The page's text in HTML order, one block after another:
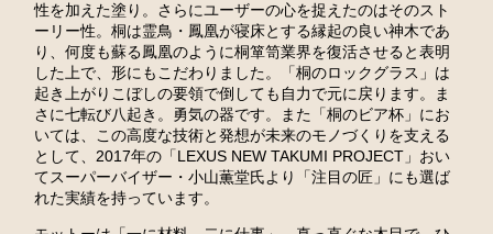
性を加えた塗り。さらにユーザーの心を捉えたのはそのスト
ーリー性。桐は霊鳥・鳳凰が寝床とする縁起の良い神木であ
り、何度も蘇る鳳凰のように桐箪笥業界を復活させると表明
した上で、形にもこだわりました。「桐のロックグラス」は
起き上がりこぼしの要領で倒しても自力で元に戻ります。ま
さに七転び八起き。勇気の器です。また「桐のビア杯」にお
いては、この高度な技術と発想が未来のモノづくりを支える
として、2017年の「LEXUS NEW TAKUMI PROJECT」おい
てスーパーバイザー・小山薫堂氏より「注目の匠」にも選ば
れた実績を持っています。